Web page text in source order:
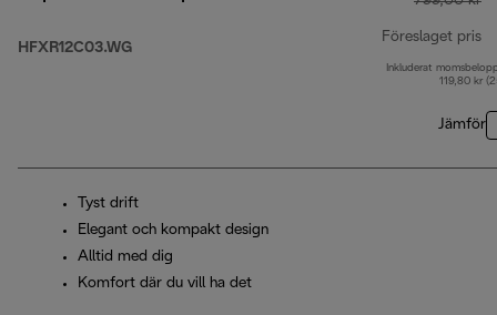
HFXR12C03.WG
Föreslaget pris
Inkluderat
119,80 kr
Jämför
Tyst drift
Elegant och kompakt design
Alltid med dig
Komfort där du vill ha det